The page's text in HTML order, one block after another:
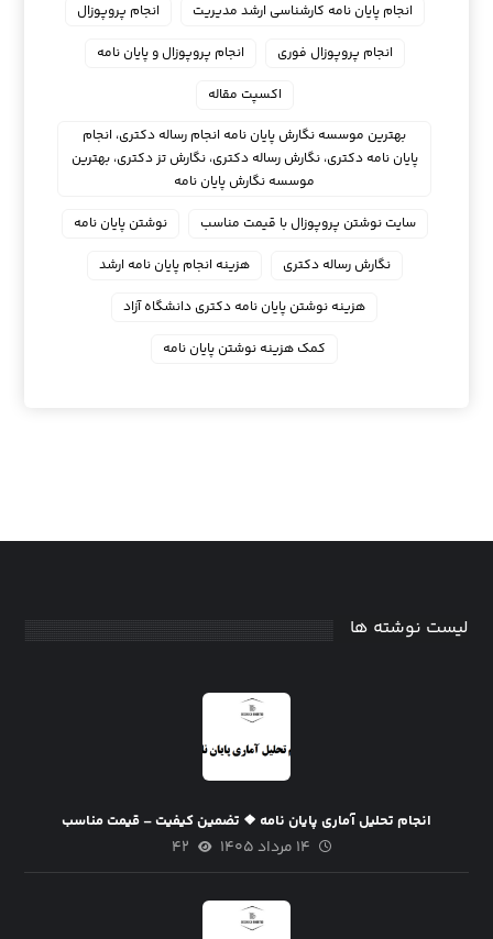
انجام پایان نامه کارشناسی ارشد مدیریت
انجام پروپوزال
انجام پروپوزال فوری
انجام پروپوزال و پایان نامه
اکسپت مقاله
بهترین موسسه نگارش پایان نامه انجام رساله دکتری، انجام
پایان نامه دکتری، نگارش رساله دکتری، نگارش تز دکتری، بهترین
موسسه نگارش پایان نامه
سایت نوشتن پروپوزال با قیمت مناسب
نوشتن پایان نامه
نگارش رساله دکتری
هزینه انجام پایان نامه ارشد
هزینه نوشتن پایان نامه دکتری دانشگاه آزاد
کمک هزینه نوشتن پایان نامه
لیست نوشته ها
انجام تحلیل آماری پایان نامه ❖ تضمین کیفیت – قیمت مناسب
۱۴ مرداد ۱۴۰۵ ۴۲